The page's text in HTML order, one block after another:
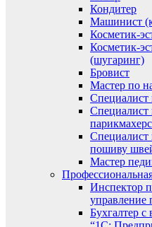
Кондитер
Машинист
Косметик-
Косметик-
(шугаринг)
Бровист
Мастер по
Специалист
Специалист
пошиву
Мастер
Инспектор
управление
Бухгалтер